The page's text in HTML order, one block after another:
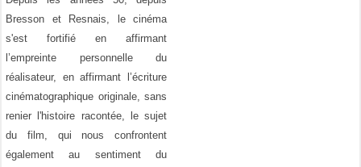
Bresson et Resnais, le cinéma
s'est fortifié en affirmant
l’empreinte personnelle du
réalisateur, en affirmant l’écriture
cinématographique originale, sans
renier l'histoire racontée, le sujet
du film, qui nous confrontent
également au sentiment du